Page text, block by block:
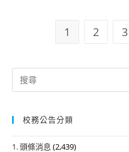
連
惠
購
方
1 2 3
Search
for:
校務公告分類
1. 頭條消息 (2,439)